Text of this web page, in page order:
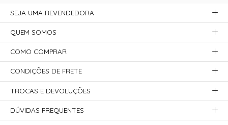
SEJA UMA REVENDEDORA
QUEM SOMOS
COMO COMPRAR
CONDIÇÕES DE FRETE
TROCAS E DEVOLUÇÕES
DÚVIDAS FREQUENTES